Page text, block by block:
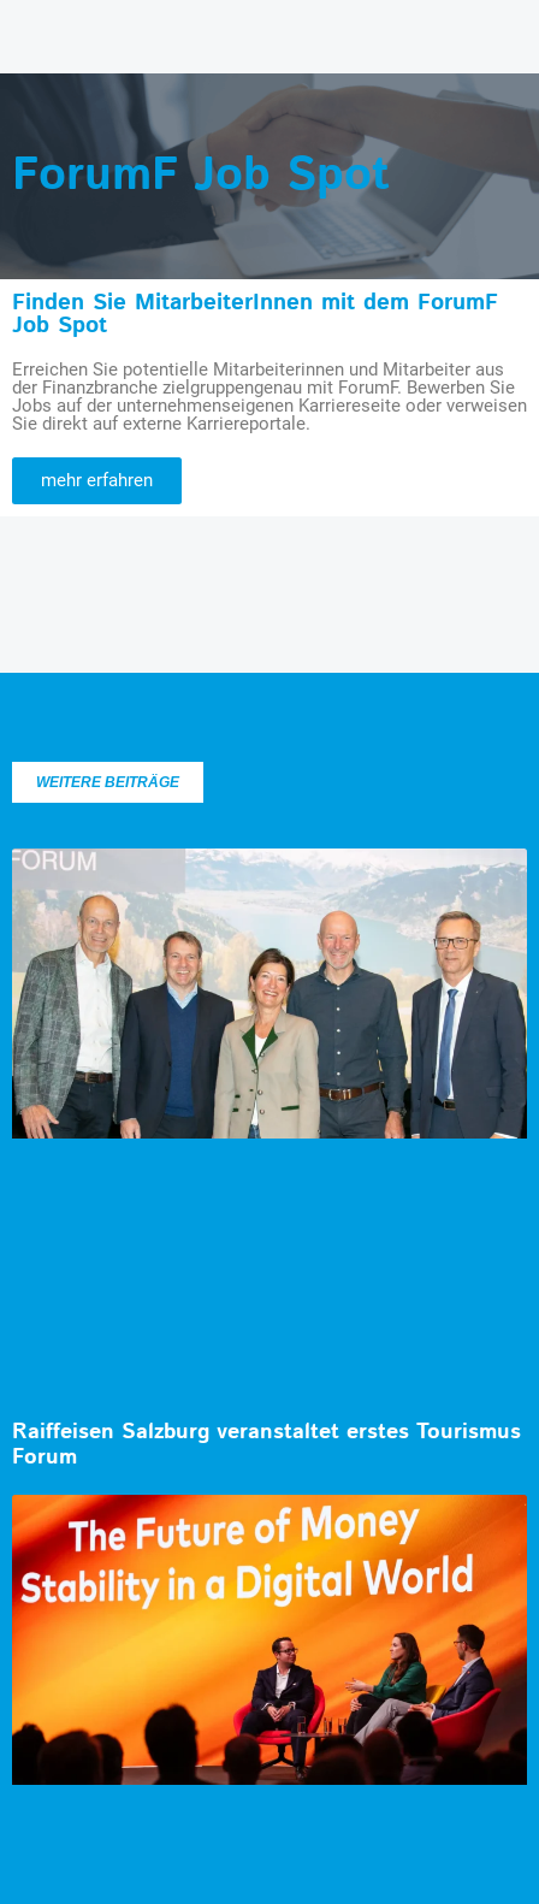
ForumF Job Spot
Finden Sie MitarbeiterInnen mit dem ForumF
Job Spot
Erreichen Sie potentielle Mitarbeiterinnen und Mitarbeiter aus
der Finanzbranche zielgruppengenau mit ForumF. Bewerben Sie
Jobs auf der unternehmenseigenen Karriereseite oder verweisen
Sie direkt auf externe Karriereportale.
mehr erfahren
WEITERE BEITRÄGE
Raiffeisen Salzburg veranstaltet erstes Tourismus
Forum